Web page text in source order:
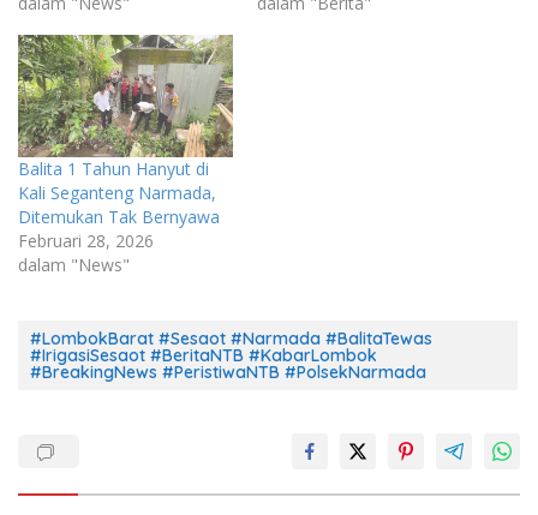
Balita 1 Tahun Hanyut di
Kali Seganteng Narmada,
Ditemukan Tak Bernyawa
Februari 28, 2026
dalam "News"
#LombokBarat #Sesaot #Narmada #BalitaTewas
#IrigasiSesaot #BeritaNTB #KabarLombok
#BreakingNews #PeristiwaNTB #PolsekNarmada